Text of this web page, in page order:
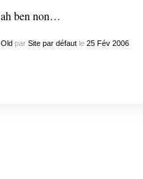
ah ben non…
Old par Site par défautle 25 Fév 2006